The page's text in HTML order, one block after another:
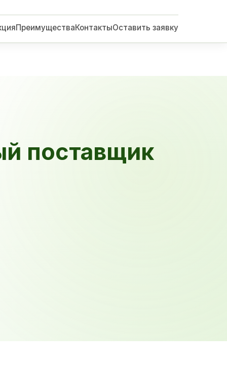
ПреимуществаКонтактыОставить заявку
поставщик